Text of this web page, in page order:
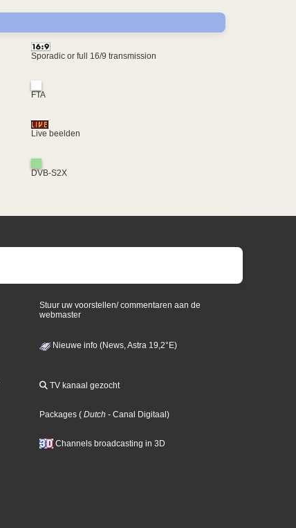
Sporadic or full 16/9 transmission
FTA
Live beelden
DVB-S2X
Stuur uw voorstellen/ commentaren aan de
webmaster
Nieuwe info (News, Astra 19,2°E)
TV kanaal gezocht
Packages ( Dutch - Canal Digitaal)
Channels broadcasting in 3D